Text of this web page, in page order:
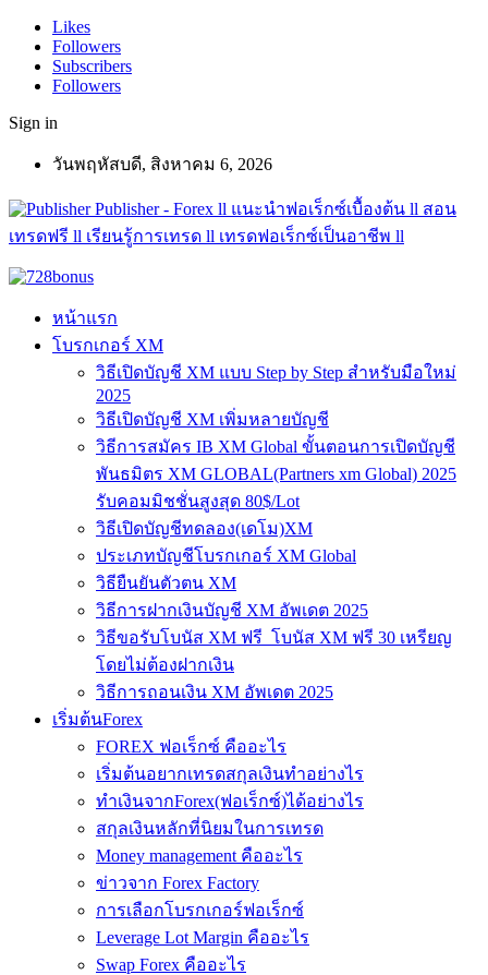
Likes
Followers
Subscribers
Followers
Sign in
วันพฤหัสบดี, สิงหาคม 6, 2026
Publisher - Forex ll แนะนำฟอเร็กซ์เบื้องต้น ll สอน
เทรดฟรี ll เรียนรู้การเทรด ll เทรดฟอเร็กซ์เป็นอาชีพ ll
หน้าแรก
โบรกเกอร์ XM
วิธีเปิดบัญชี XM แบบ Step by Step สำหรับมือใหม่
2025
วิธีเปิดบัญชี XM เพิ่มหลายบัญชี
วิธีการสมัคร IB XM Global ขั้นตอนการเปิดบัญชี
พันธมิตร XM GLOBAL(Partners xm Global) 2025
รับคอมมิชชั่นสูงสุด 80$/Lot
วิธีเปิดบัญชีทดลอง(เดโม)XM
ประเภทบัญชีโบรกเกอร์ XM Global
วิธียืนยันตัวตน XM
วิธีการฝากเงินบัญชี XM อัพเดต 2025
วิธีขอรับโบนัส XM ฟรี โบนัส XM ฟรี 30 เหรียญ
โดยไม่ต้องฝากเงิน
วิธีการถอนเงิน XM อัพเดต 2025
เริ่มต้นForex
FOREX ฟอเร็กซ์ คืออะไร
เริ่มต้นอยากเทรดสกุลเงินทำอย่างไร
ทำเงินจากForex(ฟอเร็กซ์)ได้อย่างไร
สกุลเงินหลักที่นิยมในการเทรด
Money management คืออะไร
ข่าวจาก Forex Factory
การเลือกโบรกเกอร์ฟอเร็กซ์
Leverage Lot Margin คืออะไร
Swap Forex คืออะไร